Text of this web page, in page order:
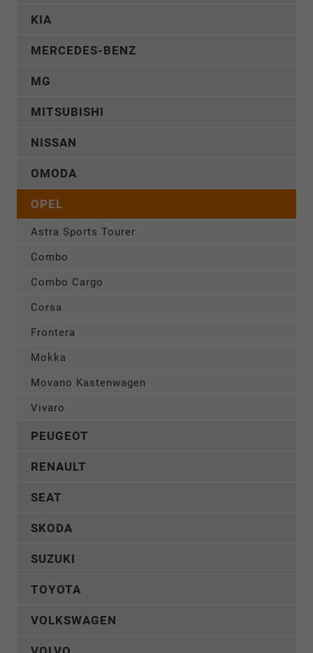
KIA
MERCEDES-BENZ
MG
MITSUBISHI
NISSAN
OMODA
OPEL
Astra Sports Tourer
Combo
Combo Cargo
Corsa
Frontera
Mokka
Movano Kastenwagen
Vivaro
PEUGEOT
RENAULT
SEAT
SKODA
SUZUKI
TOYOTA
VOLKSWAGEN